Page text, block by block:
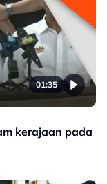
01:35
kerajaan pada